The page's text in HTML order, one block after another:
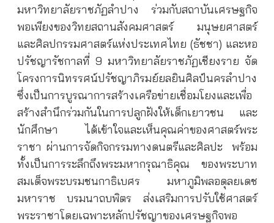
มหาวิทยาลัยราชภัฏลำปาง ร่วมกับสถาบันเศรษฐกิจ
พอเพียงของวิทยสถานสังคมศาสตร์ มนุษยศาสตร์
และศิลปกรรมศาสตร์แห่งประเทศไทย (ธัชชา) และหอ
ปรัชญารัชกาลที่ 9 มหาวิทยาลัยราชภัฏเชียงราย จัด
โครงการนิทรรศน์ปรัชญาภิรมย์ยลยินศิลป์นครลำปาง
ซึ่งเป็นการบูรณาการสร้างเครือข่ายเชื่อมโยงและเพื่อ
สร้างสำนึกร่วมกันในการปลูกฝังให้เด็กเยาวชน และ
นักศึกษา ได้เข้าใจและเห็นคุณค่าของศาสตร์พระ
ราชา ผ่านการจัดกิจกรรมทางดนตรีและศิลปะ
พร้อม
ทั้งเป็นการระลึกถึงพระมหากรุณาธิคุณ ของพระบาท
สมเด็จพระบรมชนกาธิเบศร มหาภูมิพลอดุลยเดช
มหาราช บรมนาถบพิตร ส่งเสริมการปรับใช้ศาสตร์
พระราชาโดยเฉพาะหลักปรัชญาของเศรษฐกิจพอ